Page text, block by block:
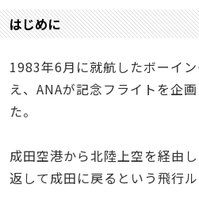
はじめに
1983年6月に就航したボーイ
え、ANAが記念フライトを企
た。
成田空港から北陸上空を経由
返して成田に戻るという飛行ル